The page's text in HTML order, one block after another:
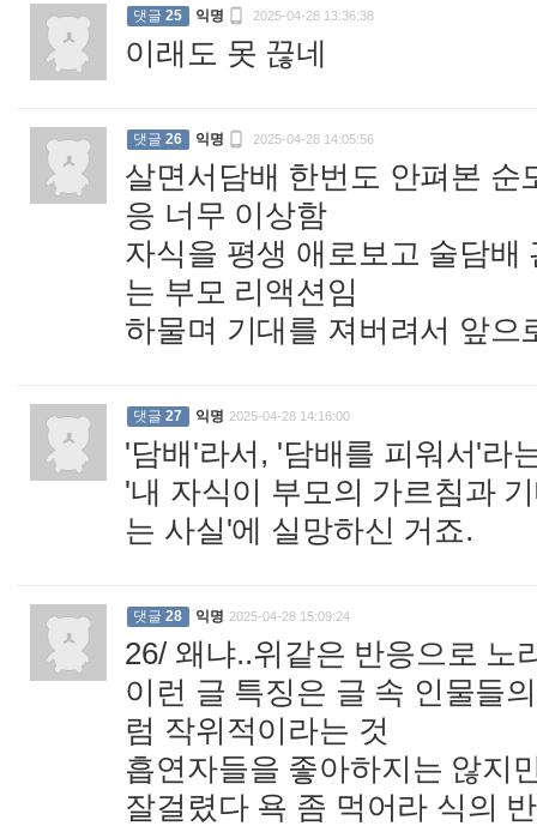
댓글 25 익명  2025-04-28 13:36:38
이래도 못 끊네
댓글 26 익명  2025-04-28 14:05:56
살면서담배 한번도 안펴본 순
응 너무 이상함
자식을 평생 애로보고 술담배
는 부모 리액션임
하물며 기대를 져버려서 앞
댓글 27 익명 2025-04-28 14:16:00
'담배'라서, '담배를 피워서'라
'내 자식이 부모의 가르침과
는 사실'에 실망하신 거죠.
댓글 28 익명 2025-04-28 15:09:24
26/ 왜냐..위같은 반응으로 노
이런 글 특징은 글 속 인물들
럼 작위적이라는 것
흡연자들을 좋아하지는 않지
잘걸렸다 욕 좀 먹어라 식의